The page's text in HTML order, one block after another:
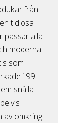
från
tidlösa
passar alla
moderna
som
i 99
snälla
av omkring